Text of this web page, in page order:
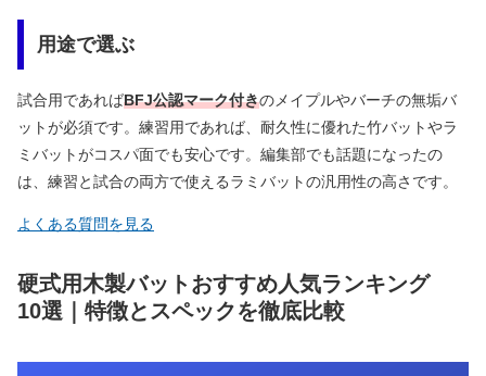
用途で選ぶ
試合用であればBFJ公認マーク付きのメイプルやバーチの無垢バ
ットが必須です。練習用であれば、耐久性に優れた竹バットやラ
ミバットがコスパ面でも安心です。編集部でも話題になったの
は、練習と試合の両方で使えるラミバットの汎用性の高さです。
よくある質問を見る
硬式用木製バットおすすめ人気ランキング
10選｜特徴とスペックを徹底比較